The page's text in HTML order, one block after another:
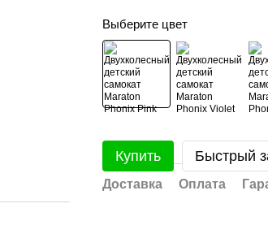
Выберите цвет
Купить Быстрый
Доставка Оплата